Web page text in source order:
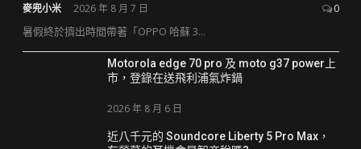
麥兜小米 2026 年 8 月 7 日 0
暑假終於擠出時間帶著「OPPO 哈蘇 3...
Motorola edge 70 pro 及 moto g37 power上
市，登錄在送飛利浦氣炸鍋
2026 年 8 月 6 日
近八千元的 Soundcore Liberty 5 Pro Max，